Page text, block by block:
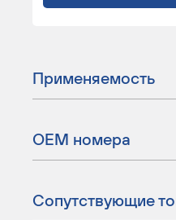
Применяемость
ОЕМ номера
Сопутствующие